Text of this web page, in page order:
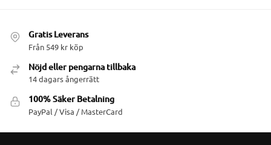
Gratis Leverans
Från 549 kr köp
Nöjd eller pengarna tillbaka
14 dagars ångerrätt
100% Säker Betalning
PayPal / Visa / MasterCard